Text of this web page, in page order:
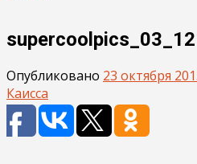
Опубликовано 23 октября
Каисса